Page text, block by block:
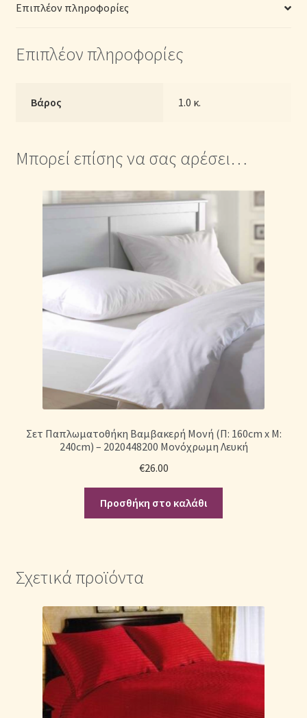
Μ:
x
γήινο
ποσότητα
Επιπλέον πληροφορίες
Επιπλέον πληροφορίες
Βάρος 1.0 κ.
Μπορεί επίσης να σας αρέσει…
Σετ Παπλωματοθήκη Βαμβακερή Μονή (Π: 160cm x Μ:
240cm) – 2020448200 Μονόχρωμη Λευκή
€26.00
Προσθήκη στο καλάθι
Σχετικά προϊόντα